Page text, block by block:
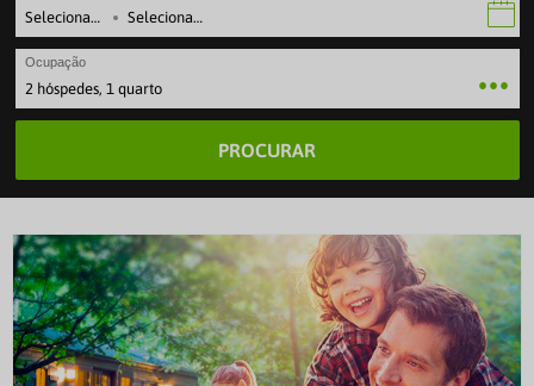
·
Ocupação
2 hóspedes, 1 quarto
PROCURAR